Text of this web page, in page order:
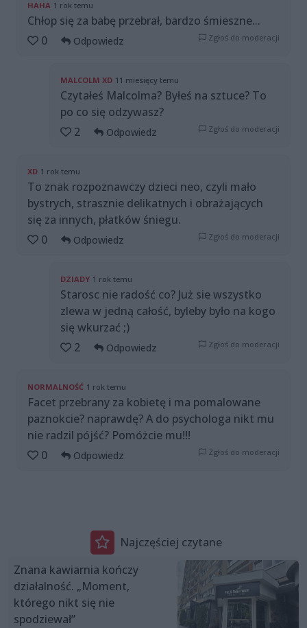
HAHA 1 rok temu
Chłop się za babę przebrał, bardzo śmieszne...
0
Odpowiedz Zgłoś do moderacji
MALCOLM XD 11 miesięcy temu
Czytałeś Malcolma? Byłeś na sztuce? To
po co się odzywasz?
2
Odpowiedz Zgłoś do moderacji
XD 1 rok temu
To znak rozpoznawczy dzieci neo, czyli mało
bystrych, strasznie delikatnych i obrażających
się za innych, płatków śniegu.
0
Odpowiedz Zgłoś do moderacji
DZIADY 1 rok temu
Starosc nie radość co? Już sie wszystko
zlewa w jedną całość, byleby było na kogo
się wkurzać ;)
2
Odpowiedz Zgłoś do moderacji
NORMALNOŚĆ 1 rok temu
Facet przebrany za kobietę i ma pomalowane
paznokcie? naprawdę? A do psychologa nikt mu
nie radzil pójść? Pomóżcie mu!!!
0
Odpowiedz Zgłoś do moderacji
Najczęściej czytane
Znana kawiarnia kończy
działalność. „Moment,
którego nikt się nie
spodziewał”